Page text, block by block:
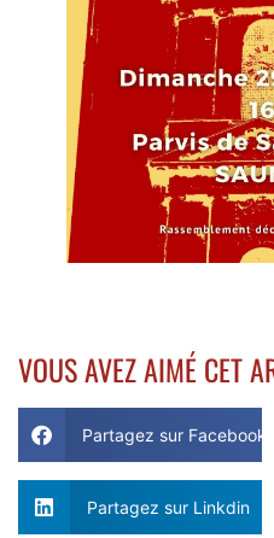
VOUS AVEZ AIMÉ CET
Partagez sur Facebook
Partagez sur Linkdin